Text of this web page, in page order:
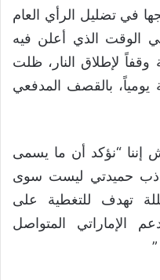
في تضليل الرأي العام
الوقت الذي أعلن فيه
وقفاً لإطلاق النار، ظلت
يومياً، بالقصف المدفعي
إننا “نؤكد أن ما يسمى
حميدتي ليست سوى
تهدف للتغطية على
الإماراتي المتواصل